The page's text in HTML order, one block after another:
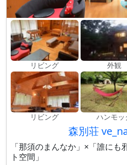
リビング 外観
リビング ハンモッ
森別荘
「那須のまんなか」×「誰に
ト空間」